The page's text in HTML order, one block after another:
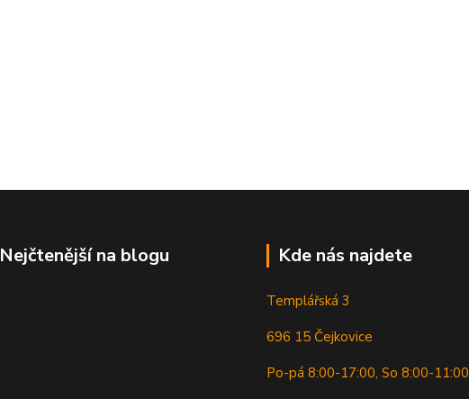
Nejčtenější na blogu Kde nás najdete
Templářská 3
696 15 Čejkovice
Po-pá 8:00-17:00, So 8:00-11:00